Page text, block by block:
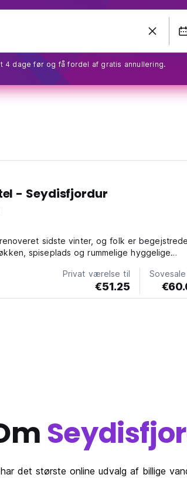
4 dage før og få fordel af gratis annullering.
- Seydisfjordur
sidste vinter, og folk er begejstrede
spiseplads og rummelige hyggelige
Privat værelse til
€51.25
det største online udvalg af billige